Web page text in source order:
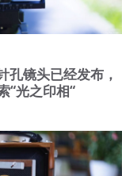
孔镜头已经发布，
“光之印相“